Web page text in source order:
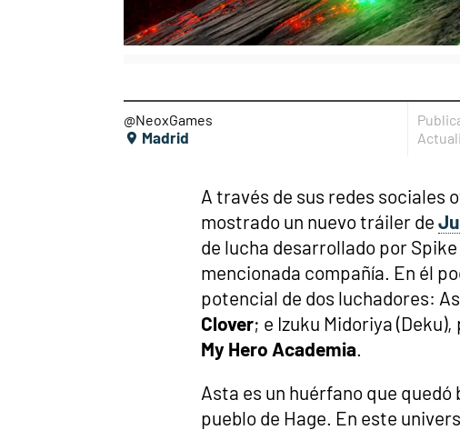
@NeoxGames
Madrid
A través de sus redes sociales
mostrado un nuevo tráiler de
de lucha desarrollado por
mencionada compañía. En él
potencial de dos luchadores:
Clover; e Izuku Midoriya
My Hero Academia.
Asta es un huérfano que quedó
pueblo de Hage. En este